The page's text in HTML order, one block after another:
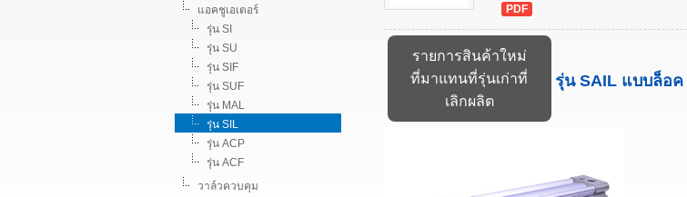
แอคชูเอเตอร์
รุ่น SI
รุ่น SU
รุ่น SIF
รุ่น SUF
รุ่น MAL
รุ่น SIL
รุ่น ACP
รุ่น ACF
วาล์วควบคุม
PDF
รายการสินค้าใหม่
ที่มาแทนที่รุ่นเก่าที่
เลิกผลิต
รุ่น SAIL แบบล็อค